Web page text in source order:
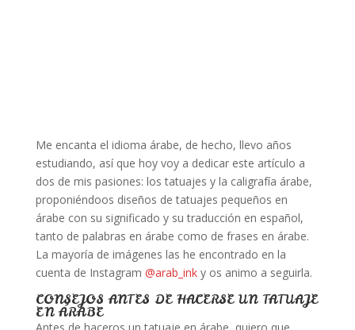
Me encanta el idioma árabe, de hecho, llevo años
estudiando, así que hoy voy a dedicar este artículo a
dos de mis pasiones: los tatuajes y la caligrafía árabe,
proponiéndoos diseños de tatuajes pequeños en
árabe con su significado y su traducción en español,
tanto de palabras en árabe como de frases en árabe.
La mayoría de imágenes las he encontrado en la
cuenta de Instagram @arab_inky os animo a seguirla.
CONSEJOS ANTES DE HACERSE UN TATUAJE
EN ÁRABE